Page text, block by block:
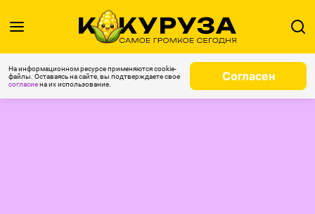
На информационном ресурсе применяются cookie-
файлы. Оставаясь на сайте, вы подтверждаете свое
согласиена их использование.
Согласен